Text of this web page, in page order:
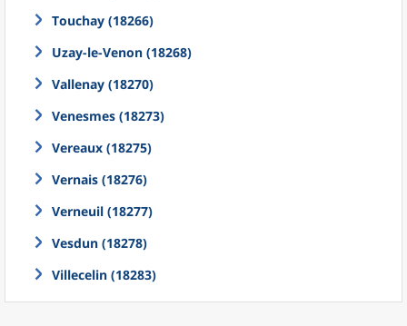
Touchay (18266)
Uzay-le-Venon (18268)
Vallenay (18270)
Venesmes (18273)
Vereaux (18275)
Vernais (18276)
Verneuil (18277)
Vesdun (18278)
Villecelin (18283)